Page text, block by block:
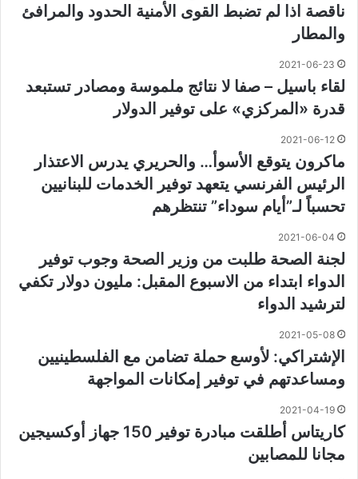
ناقصة اذا لم تضبط القوى الأمنية الحدود والمرافئ
والمطار
2021-06-23
لقاء باسيل – صفا لا نتائج ملموسة ومصادر تستبعد
قدرة «المركزي» على توفير الدولار
2021-06-12
ماكرون يتوقع الأسوأ… والحريري يدرس الاعتذار
الرئيس الفرنسي يتعهد توفير الخدمات للبنانيين
تحسباً لـ”أيام سوداء” تنتظرهم
2021-06-04
لجنة الصحة طلبت من وزير الصحة وجوب توفير
الدواء ابتداء من الاسبوع المقبل: مليون دولار تكفي
لترشيد الدواء
2021-05-08
الإشتراكي: لأوسع حملة تضامن مع الفلسطينيين
ومساعدتهم في توفير إمكانات المواجهة
2021-04-19
كاريتاس أطلقت مبادرة توفير 150 جهاز أوكسيجين
مجانا للمصابين